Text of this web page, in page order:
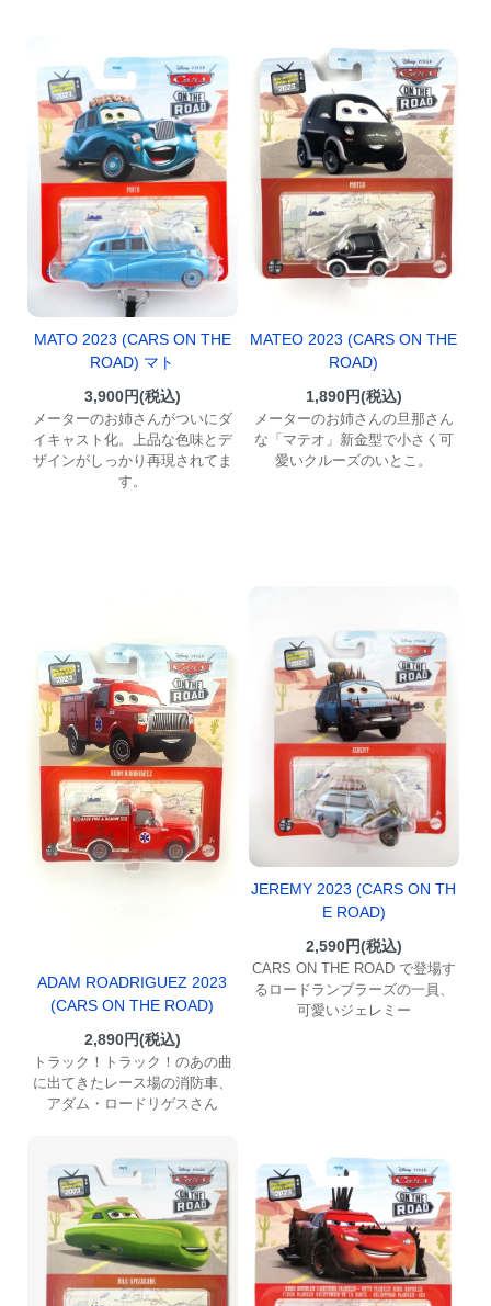
MATO 2023 (CARS ON THE
ROAD) マト
3,900円(税込)
メーターのお姉さんがついにダ
イキャスト化。上品な色味とデ
ザインがしっかり再現されてま
す。
MATEO 2023 (CARS ON THE
ROAD)
1,890円(税込)
メーターのお姉さんの旦那さん
な「マテオ」新金型で小さく可
愛いクルーズのいとこ。
ADAM ROADRIGUEZ 2023
(CARS ON THE ROAD)
2,890円(税込)
トラック！トラック！のあの曲
に出てきたレース場の消防車、
アダム・ロードリゲスさん
JEREMY 2023 (CARS ON TH
E ROAD)
2,590円(税込)
CARS ON THE ROAD で登場す
るロードランブラーズの一員、
可愛いジェレミー